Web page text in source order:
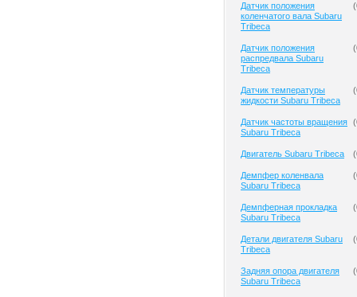
Датчик положения
коленчатого вала Subaru
Tribeca
(
Датчик положения
распредвала Subaru
Tribeca
(
Датчик температуры
жидкости Subaru Tribeca
(
Датчик частоты вращения
Subaru Tribeca
(
Двигатель Subaru Tribeca (
Демпфер коленвала
Subaru Tribeca
(
Демпферная прокладка
Subaru Tribeca
(
Детали двигателя Subaru
Tribeca
(
Задняя опора двигателя
Subaru Tribeca
(